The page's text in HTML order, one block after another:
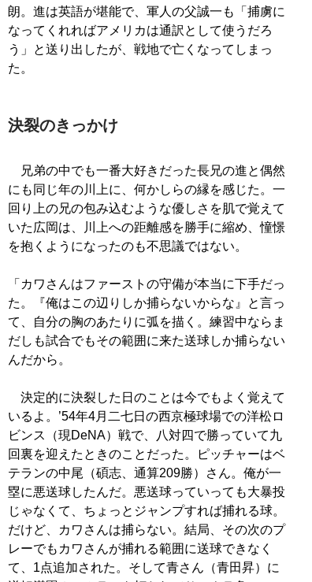
朗。進は英語が堪能で、軍人の父誠一も「捕虜に
なってくれればアメリカは通訳として使うだろ
う」と送り出したが、戦地で亡くなってしまっ
た。
決裂のきっかけ
兄弟の中でも一番大好きだった長兄の進と偶然
にも同じ年の川上に、何かしらの縁を感じた。一
回り上の兄の包み込むような優しさを肌で覚えて
いた広岡は、川上への距離感を勝手に縮め、憧憬
を抱くようになったのも不思議ではない。
「カワさんはファーストの守備が本当に下手だっ
た。『俺はこの辺りしか捕らないからな』と言っ
て、自分の胸のあたりに弧を描く。練習中ならま
だしも試合でもその範囲に来た送球しか捕らない
んだから。
決定的に決裂した日のことは今でもよく覚えて
いるよ。’54年4月二七日の西京極球場での洋松ロ
ビンス（現DeNA）戦で、八対四で勝っていて九
回裏を迎えたときのことだった。ピッチャーはベ
テランの中尾（碩志、通算209勝）さん。俺が一
塁に悪送球したんだ。悪送球っていっても大暴投
じゃなくて、ちょっとジャンプすれば捕れる球。
だけど、カワさんは捕らない。結局、その次のプ
レーでもカワさんが捕れる範囲に送球できなく
て、1点追加された。そして青さん（青田昇）に